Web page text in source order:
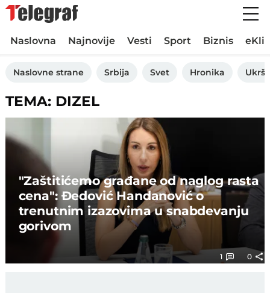
Naslovna Najnovije Vesti Sport Biznis
Naslovne strane Srbija Svet Hronika
TEMA: DIZEL
"Zaštitićemo građane od naglog rasta
cena": Đedović Handanović o
trenutnim izazovima u snabdevanju
gorivom
1 0